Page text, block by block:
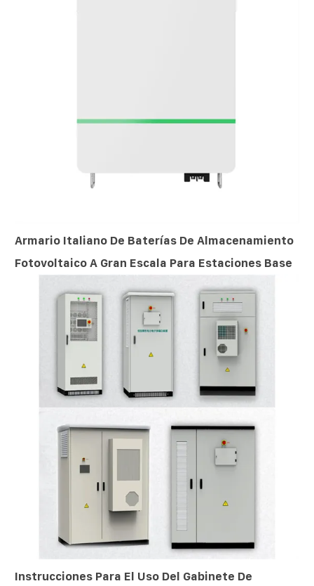
Armario Italiano De Baterías De Almacenamiento
Fotovoltaico A Gran Escala Para Estaciones Base
Instrucciones Para El Uso Del Gabinete De